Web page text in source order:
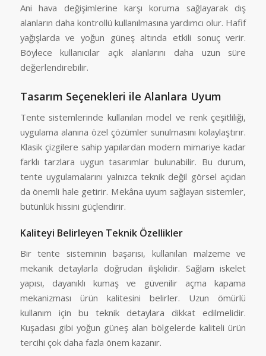
Ani hava değişimlerine karşı koruma sağlayarak dış
alanların daha kontrollü kullanılmasına yardımcı olur. Hafif
yağışlarda ve yoğun güneş altında etkili sonuç verir.
Böylece kullanıcılar açık alanlarını daha uzun süre
değerlendirebilir.
Tasarım Seçenekleri ile Alanlara Uyum
Tente sistemlerinde kullanılan model ve renk çeşitliliği,
uygulama alanına özel çözümler sunulmasını kolaylaştırır.
Klasik çizgilere sahip yapılardan modern mimariye kadar
farklı tarzlara uygun tasarımlar bulunabilir. Bu durum,
tente uygulamalarını yalnızca teknik değil görsel açıdan
da önemli hale getirir. Mekâna uyum sağlayan sistemler,
bütünlük hissini güçlendirir.
Kaliteyi Belirleyen Teknik Özellikler
Bir tente sisteminin başarısı, kullanılan malzeme ve
mekanik detaylarla doğrudan ilişkilidir. Sağlam iskelet
yapısı, dayanıklı kumaş ve güvenilir açma kapama
mekanizması ürün kalitesini belirler. Uzun ömürlü
kullanım için bu teknik detaylara dikkat edilmelidir.
Kuşadası gibi yoğun güneş alan bölgelerde kaliteli ürün
tercihi çok daha fazla önem kazanır.